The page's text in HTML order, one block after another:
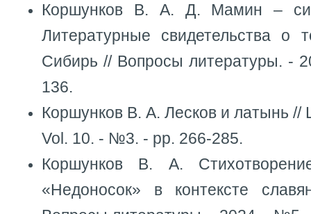
Коршунков В. А. Д. Мамин –
Литературные свидетельства о
Сибирь // Вопросы литературы. -
136.
Коршунков В. А. Лесков и латынь //
Vol. 10. - №3. - pp. 266-285.
Коршунков В. А.
«Недоносок» в контексте